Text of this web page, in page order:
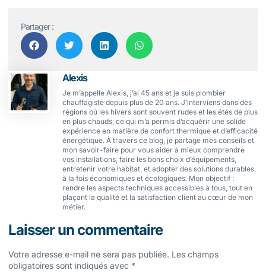
Partager :
Alexis
Je m’appelle Alexis, j’ai 45 ans et je suis plombier
chauffagiste depuis plus de 20 ans. J’interviens dans des
régions où les hivers sont souvent rudes et les étés de plus
en plus chauds, ce qui m’a permis d’acquérir une solide
expérience en matière de confort thermique et d’efficacité
énergétique. À travers ce blog, je partage mes conseils et
mon savoir-faire pour vous aider à mieux comprendre
vos installations, faire les bons choix d’équipements,
entretenir votre habitat, et adopter des solutions durables,
à la fois économiques et écologiques. Mon objectif :
rendre les aspects techniques accessibles à tous, tout en
plaçant la qualité et la satisfaction client au cœur de mon
métier.
Laisser un commentaire
Votre adresse e-mail ne sera pas publiée. Les champs
obligatoires sont indiqués avec *